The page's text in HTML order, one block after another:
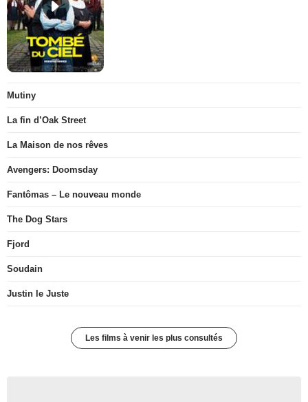
Mutiny
La fin d’Oak Street
La Maison de nos rêves
Avengers: Doomsday
Fantômas – Le nouveau monde
The Dog Stars
Fjord
Soudain
Justin le Juste
Les films à venir les plus consultés